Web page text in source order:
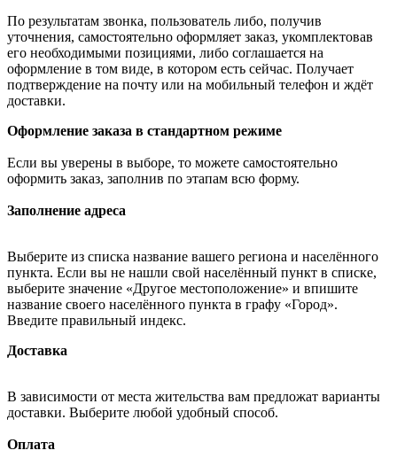
По результатам звонка, пользователь либо, получив
уточнения, самостоятельно оформляет заказ, укомплектовав
его необходимыми позициями, либо соглашается на
оформление в том виде, в котором есть сейчас. Получает
подтверждение на почту или на мобильный телефон и ждёт
доставки.
Оформление заказа в стандартном режиме
Если вы уверены в выборе, то можете самостоятельно
оформить заказ, заполнив по этапам всю форму.
Заполнение адреса
Выберите из списка название вашего региона и населённого
пункта. Если вы не нашли свой населённый пункт в списке,
выберите значение «Другое местоположение» и впишите
название своего населённого пункта в графу «Город».
Введите правильный индекс.
Доставка
В зависимости от места жительства вам предложат варианты
доставки. Выберите любой удобный способ.
Оплата